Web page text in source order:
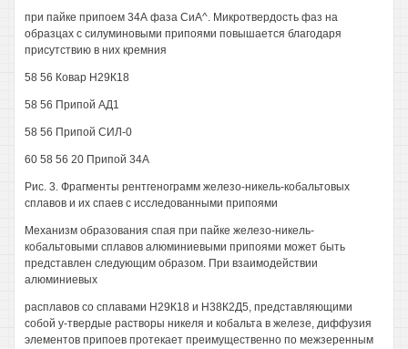
при пайке припоем 34А фаза СиА^. Микротвердость фаз на
образцах с силуминовыми припоями повышается благодаря
присутствию в них кремния
58 56 Ковар Н29К18
58 56 Припой АД1
58 56 Припой СИЛ-0
60 58 56 20 Припой 34А
Рис. 3. Фрагменты рентгенограмм железо-никель-кобальтовых
сплавов и их спаев с исследованными припоями
Механизм образования спая при пайке железо-никель-
кобальтовыми сплавов алюминиевыми припоями может быть
представлен следующим образом. При взаимодействии
алюминиевых
расплавов со сплавами Н29К18 и Н38К2Д5, представляющими
собой у-твердые растворы никеля и кобальта в железе, диффузия
элементов припоев протекает преимущественно по межзеренным